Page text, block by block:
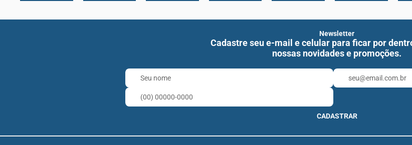
Newsletter
Cadastre seu e-mail e celular para ficar por
nossas novidades e promoções.
CADASTRAR